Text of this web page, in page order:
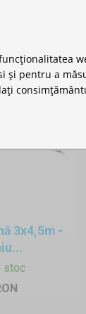
3x4,5m -
stoc
și pentru a